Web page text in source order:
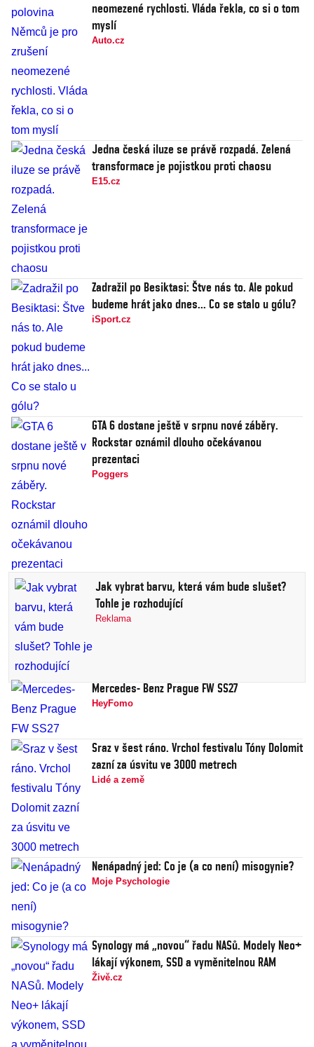
neomezené rychlosti. Vláda řekla, co si o tom
myslí
Auto.cz
Jedna česká iluze se právě rozpadá. Zelená
transformace je pojistkou proti chaosu
E15.cz
Zadražil po Besiktasi: Štve nás to. Ale pokud
budeme hrát jako dnes... Co se stalo u gólu?
iSport.cz
GTA 6 dostane ještě v srpnu nové záběry.
Rockstar oznámil dlouho očekávanou
prezentaci
Poggers
Jak vybrat barvu, která vám bude slušet?
Tohle je rozhodující
Reklama
Mercedes- Benz Prague FW SS27
HeyFomo
Sraz v šest ráno. Vrchol festivalu Tóny Dolomit
zazní za úsvitu ve 3000 metrech
Lidé a země
Nenápadný jed: Co je (a co není) misogynie?
Moje Psychologie
Synology má „novou“ řadu NASů. Modely Neo+
lákají výkonem, SSD a vyměnitelnou RAM
Živě.cz